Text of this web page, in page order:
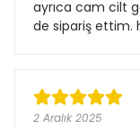
ayrıca cam cilt
de sipariş ettim.
2 Aralık 2025